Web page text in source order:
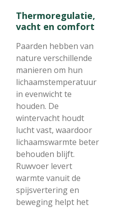
Thermoregulatie,
vacht en comfort
Paarden hebben van
nature verschillende
manieren om hun
lichaamstemperatuur
in evenwicht te
houden. De
wintervacht houdt
lucht vast, waardoor
lichaamswarmte beter
behouden blijft.
Ruwvoer levert
warmte vanuit de
spijsvertering en
beweging helpt het